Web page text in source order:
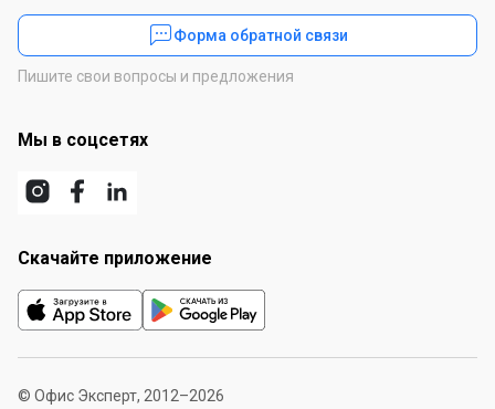
Форма обратной связи
Пишите свои вопросы и предложения
Мы в соцсетях
Скачайте приложение
© Офис Эксперт, 2012–2026